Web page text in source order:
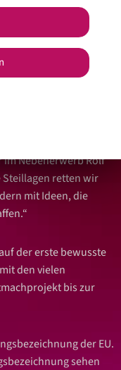
begeistern
ausgetragen. Als
Nebenerwerb Rolf
retten wir
mit Ideen, die
der erste bewusste
den vielen
bis zur
der EU.
sehen